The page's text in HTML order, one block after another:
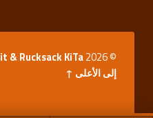
© 2026
& Rucksack KiTa
إلى الأعلى ↑